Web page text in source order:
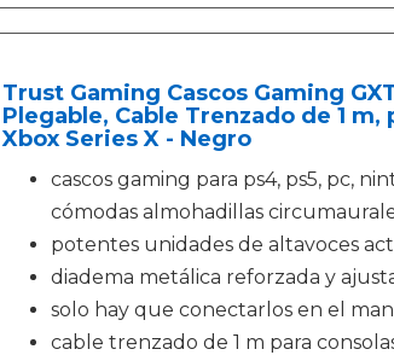
Trust Gaming Cascos Gaming
Plegable, Cable Trenzado de 1 m,
Xbox Series X - Negro
cascos gaming para ps4, ps5, pc,
cómodas almohadillas
potentes unidades de altavoces
diadema metálica reforzada y
solo hay que conectarlos en el
cable trenzado de 1 m para